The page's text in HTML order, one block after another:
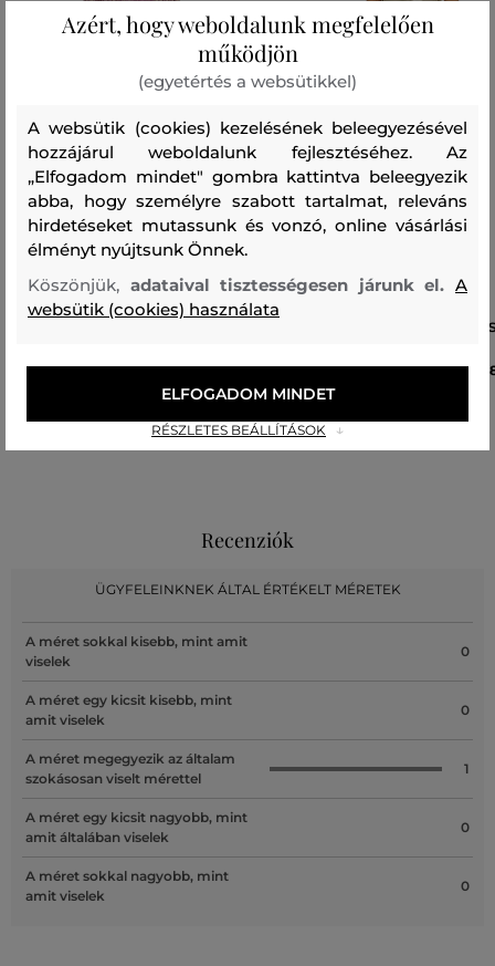
155 990 Ft
XXS, XS, S, M, L
RUHA DIESEL D-DYVYNY
Elérhető méretek:
XS, S, M, L
Recenziók
ÜGYFELEINKNEK ÁLTAL ÉRTÉKELT MÉRETEK
A méret sokkal kisebb, mint amit
viselek
0
A méret egy kicsit kisebb, mint
amit viselek
0
A méret megegyezik az általam
szokásosan viselt mérettel
1
A méret egy kicsit nagyobb, mint
amit általában viselek
0
A méret sokkal nagyobb, mint
amit viselek
0
Azért, hogy weboldalunk megfelelően
működjön
(egyetértés a websütikkel)
A websütik (cookies) kezelésének beleegyezésével
hozzájárul weboldalunk fejlesztéséhez. Az
„Elfogadom mindet" gombra kattintva beleegyezik
abba, hogy személyre szabott tartalmat, releváns
hirdetéseket mutassunk és vonzó, online vásárlási
élményt nyújtsunk Önnek.
Köszönjük, adataival tisztességesen járunk el.A
websütik (cookies) használata
RÉSZLETES BEÁLLÍTÁSOK
ELFOGADOM MINDET